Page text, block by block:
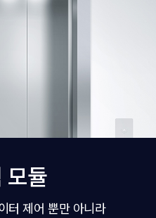
모듈
제어 뿐만 아니라